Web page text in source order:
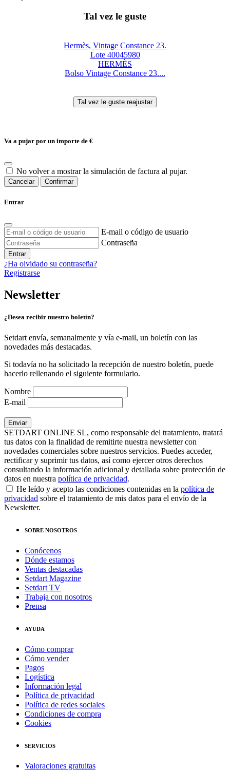
Tal vez le guste
Hermès, Vintage Constance 23.
Lote 40045980
HERMÈS
Bolso Vintage Constance 23....
Va a pujar por un importe de €
No volver a mostrar la simulación de factura al pujar.
Cancelar Confirmar
Entrar
E-mail o código de usuario
Contraseña
Entrar
¿Ha olvidado su contraseña?
Registrarse
Newsletter
¿Desea recibir nuestro boletín?
Setdart envía, semanalmente y vía e-mail, un boletín con las
novedades más destacadas.
Si todavía no ha solicitado la recepción de nuestro boletín, puede
hacerlo rellenando el siguiente formulario.
Nombre
E-mail
SETDART ONLINE SL, como responsable del tratamiento, tratará
tus datos con la finalidad de remitirte nuestra newsletter con
novedades comerciales sobre nuestros servicios. Puedes acceder,
rectificar y suprimir tus datos, así como ejercer otros derechos
consultando la información adicional y detallada sobre protección de
datos en nuestra política de privacidad.
He leído y acepto las condiciones contenidas en la política de
privacidad sobre el tratamiento de mis datos para el envío de la
Newsletter.
SOBRE NOSOTROS
Conócenos
Dónde estamos
Ventas destacadas
Setdart Magazine
Setdart TV
Trabaja con nosotros
Prensa
AYUDA
Cómo comprar
Cómo vender
Pagos
Logística
Información legal
Política de privacidad
Política de redes sociales
Condiciones de compra
Cookies
SERVICIOS
Valoraciones gratuitas